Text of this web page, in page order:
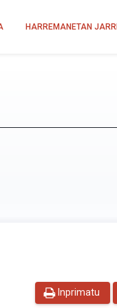
HARREMANETAN JARRI
Inprimatu